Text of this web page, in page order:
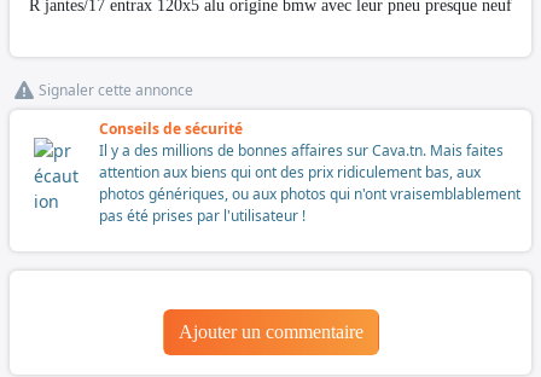
R jantes/17 entrax 120x5 alu origine bmw avec leur pneu presque neuf
Signaler cette annonce
Conseils de sécurité
Il y a des millions de bonnes affaires sur Cava.tn. Mais faites
attention aux biens qui ont des prix ridiculement bas, aux
photos génériques, ou aux photos qui n'ont vraisemblablement
pas été prises par l'utilisateur !
Ajouter un commentaire